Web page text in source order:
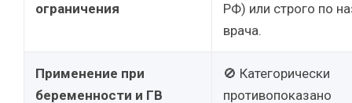
ограничения
РФ) или строго по
врача.
Применение при
беременности и ГВ
🚫 Категорически
противопоказано